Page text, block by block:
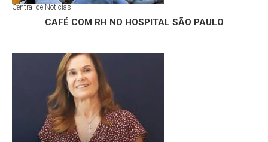
Central de Notícias
CAFÉ COM RH NO HOSPITAL SÃO PAULO